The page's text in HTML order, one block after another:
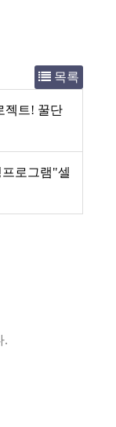
목록
젝트! 꿀단
로그램"셀
.